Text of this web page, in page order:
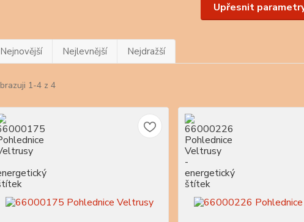
Upřesnit
Nejnovější Nejlevnější Nejdražší
1-4 z 4